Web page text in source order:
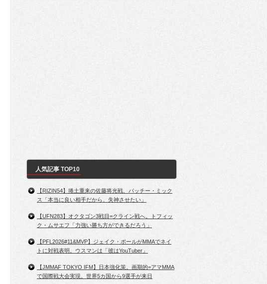
人気記事 TOP10
【RIZIN54】捲土重来の佐藤将光戦、パッチー・ミック
ス「本当に良い相手だから、失神させたい」
【UFN283】オクタゴン3戦目=クライン戦へ。トフィッ
ク・ムサエフ「力強い勝ち方ができるだろう」
【PFL2026#11&MVP】ジェイク・ポールがMMAでネイ
トに対戦表明。ウスマンは「彼はYouTuber」
【JMMAF TOKYO IFM】日本強化策。画期的=アマMMA
で国際戦大会実現。世界5カ国から9選手が来日